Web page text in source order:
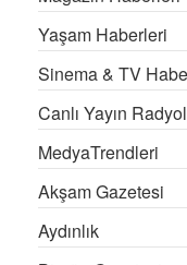
Yaşam Haberleri
Sinema & TV
Canlı Yayın
MedyaTrendleri
Akşam Gazetesi
Aydınlık